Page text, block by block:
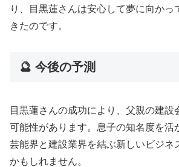
り、目黒蓮さんは安心して夢に向かっ
きたのです。
🔮 今後の予測
目黒蓮さんの成功により、父親の建設
可能性があります。息子の知名度を活
芸能界と建設業界を結ぶ新しいビジネ
かもしれません。